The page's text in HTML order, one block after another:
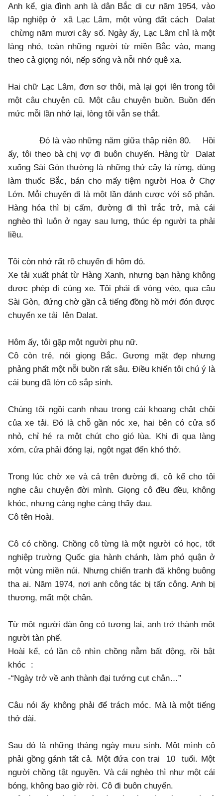
Anh kể, gia đình anh là dân Bắc di cư năm 1954, vào
lập nghiệp ở xã Lạc Lâm, một vùng đất cách Dalat
chừng năm mươi cây số. Ngày ấy, Lạc Lâm chỉ là một
làng nhỏ, toàn những người từ miền Bắc vào, mang
theo cả giọng nói, nếp sống và nỗi nhớ quê xa.
Hai chữ Lạc Lâm, đơn sơ thôi, mà lại gợi lên trong tôi
một câu chuyện cũ. Một câu chuyện buồn. Buồn đến
mức mỗi lần nhớ lại, lòng tôi vẫn se thắt.
Đó là vào những năm giữa thập niên 80. Hồi
ấy, tôi theo bà chị vợ đi buôn chuyến. Hàng từ Dalat
xuống Sài Gòn thường là những thứ cây lá rừng, dùng
làm thuốc Bắc, bán cho mấy tiệm người Hoa ở Chợ
Lớn. Mỗi chuyến đi là một lần đánh cược với số phận.
Hàng hóa thì bị cấm, đường đi thì trắc trở, mà cái
nghèo thì luôn ở ngay sau lưng, thúc ép người ta phải
liều.
Tôi còn nhớ rất rõ chuyến đi hôm đó.
Xe tải xuất phát từ Hàng Xanh, nhưng bạn hàng không
được phép đi cùng xe. Tôi phải đi vòng vèo, qua cầu
Sài Gòn, đứng chờ gần cả tiếng đồng hồ mới đón được
chuyến xe tải lên Dalat.
Hôm ấy, tôi gặp một người phụ nữ.
Cô còn trẻ, nói giọng Bắc. Gương mặt đẹp nhưng
phảng phất một nỗi buồn rất sâu. Điều khiến tôi chú ý là
cái bụng đã lớn cô sắp sinh.
Chúng tôi ngồi cạnh nhau trong cái khoang chật chội
của xe tải. Đó là chỗ gần nóc xe, hai bên có cửa sổ
nhỏ, chỉ hé ra một chút cho gió lùa. Khi đi qua làng
xóm, cửa phải đóng lại, ngột ngạt đến khó thở.
Trong lúc chờ xe và cả trên đường đi, cô kể cho tôi
nghe câu chuyện đời mình. Giọng cô đều đều, không
khóc, nhưng càng nghe càng thấy đau.
Cô tên Hoài.
Cô có chồng. Chồng cô từng là một người có học, tốt
nghiệp trường Quốc gia hành chánh, làm phó quận ở
một vùng miền núi. Nhưng chiến tranh đã không buông
tha ai. Năm 1974, nơi anh công tác bị tấn công. Anh bị
thương, mất một chân.
Từ một người đàn ông có tương lai, anh trở thành một
người tàn phế.
Hoài kể, có lần cô nhìn chồng nằm bất động, rồi bật
khóc :
-“Ngày trở về anh thành đại tướng cụt chân…”
Câu nói ấy không phải để trách móc. Mà là một tiếng
thở dài.
Sau đó là những tháng ngày mưu sinh. Một mình cô
phải gồng gánh tất cả. Một đứa con trai 10 tuổi. Một
người chồng tật nguyền. Và cái nghèo thì như một cái
bóng, không bao giờ rời. Cô đi buôn chuyến.